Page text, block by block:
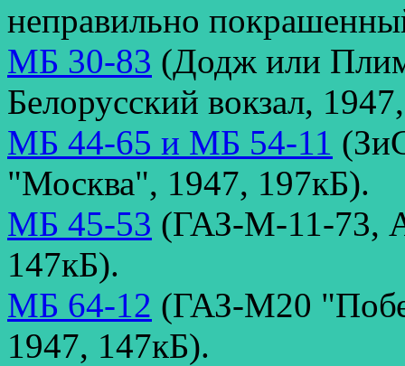
неправильно
МБ 30-83 (Додж или
Белорусский вокзал,
МБ 44-65 и МБ 54-11
"Москва", 1947, 197кБ).
МБ 45-53 (ГАЗ-М-11-73,
147кБ).
МБ 64-12 (ГАЗ-М20
1947, 147кБ).